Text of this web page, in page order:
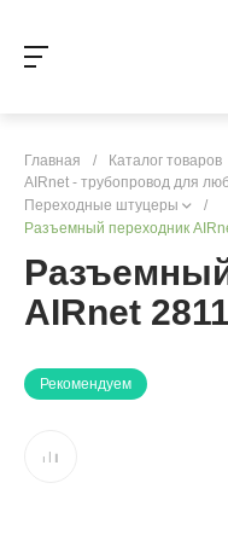
Главная / Каталог товаров
AIRnet - трубопровод для
Переходные штуцеры
/
Разъемный переходник
AIRnet
Рекомендуем